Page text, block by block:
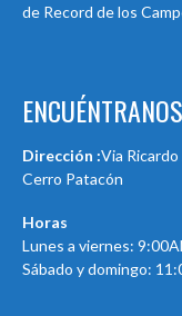
de Record de los
ENCUÉNTRANOS
Dirección :Via Ricardo
Cerro Patacón
Horas
Lunes a viernes:
Sábado y domingo: